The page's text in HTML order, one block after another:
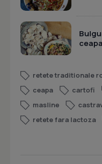
retete traditionale
ceapa
cartofi
masline
retete fara lactoza